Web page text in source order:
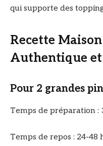
qui supporte des
Recette
Authentique
Pour 2 grandes
Temps de préparation :
Temps de repos : 24-48